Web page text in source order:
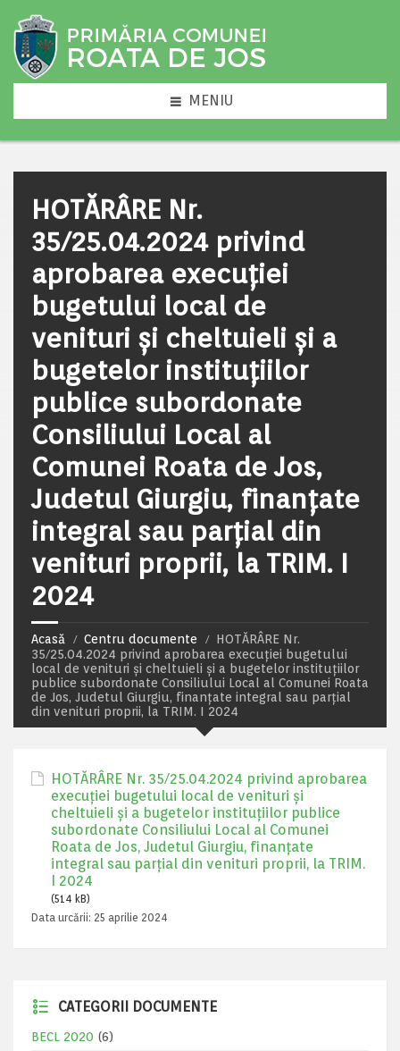
MENIU
HOTĂRÂRE Nr.
35/25.04.2024 privind
aprobarea execuţiei
bugetului local de
venituri şi cheltuieli şi a
bugetelor instituţiilor
publice subordonate
Consiliului Local al
Comunei Roata de Jos,
Judetul Giurgiu, finanţate
integral sau parţial din
venituri proprii, la TRIM. I
2024
Acasă Centru documente
HOTĂRÂRE Nr.
35/25.04.2024 privind aprobarea execuţiei bugetului
local de venituri şi cheltuieli şi a bugetelor instituţiilor
publice subordonate Consiliului Local al Comunei Roata
de Jos, Judetul Giurgiu, finanţate integral sau parţial
din venituri proprii, la TRIM. I 2024
HOTĂRÂRE Nr. 35/25.04.2024 privind aprobarea
execuţiei bugetului local de venituri şi
cheltuieli şi a bugetelor instituţiilor publice
subordonate Consiliului Local al Comunei
Roata de Jos, Judetul Giurgiu, finanţate
integral sau parţial din venituri proprii, la TRIM.
I 2024
(514 kB)
Data urcării: 25 aprilie 2024
CATEGORII DOCUMENTE
BECL 2020 (6)